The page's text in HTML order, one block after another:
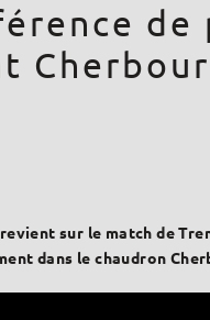
CLUB
PROLIGUE
de
sur le match de
dans le chaudron